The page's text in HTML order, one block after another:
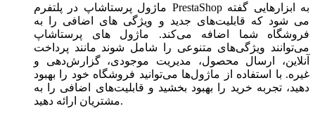
ماژول‌ پرستاشاپ در پلتفرم PrestaShop به ابزارهایی گفته
می شود که قابلیت‌های جدید و ویژگی های اضافی را به
فروشگاه شما اضافه می‌کند. ماژول های پرستاشاپ
می‌توانند ویژگی‌های متنوعی را شامل شوند مانند پرداخت
آنلاین، ارسال محصول، مدیریت موجودی، گزارش‌دهی و
غیره. با استفاده از ماژول‌ها می‌توانید فروشگاه خود را بهبود
دهید، تجربه خرید را بهبود بخشید و قابلیت‌های اضافی را به
مشتریان ارائه دهید.